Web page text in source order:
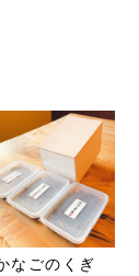
なごのくぎ